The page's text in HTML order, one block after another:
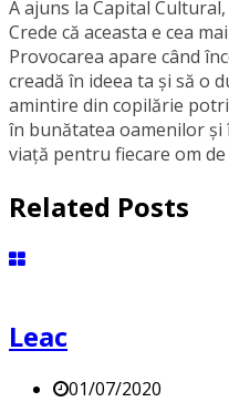
A ajuns la Capital
Crede că aceasta e cea
Provocarea apare când
creadă în ideea ta și să o
amintire din copilărie
în bunătatea oamenilor și
viață pentru fiecare om
Related Posts
Leac
01/07/2020